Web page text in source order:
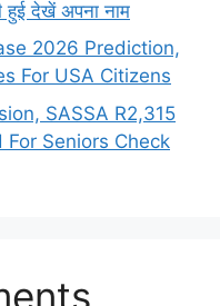
हुई देखें अपना नाम
2026 Prediction,
For USA Citizens
SASSA R2,315
Seniors Check